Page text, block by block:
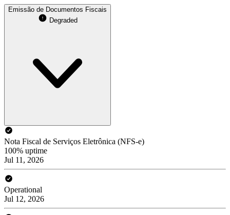
Emissão de Documentos Fiscais
Degraded
Nota Fiscal de Serviços Eletrônica (NFS-e)
100% uptime
Jul 11, 2026
Operational
Jul 12, 2026